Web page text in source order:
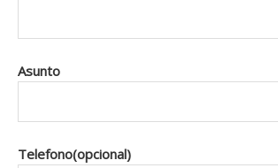
Asunto
Telefono(opcional)